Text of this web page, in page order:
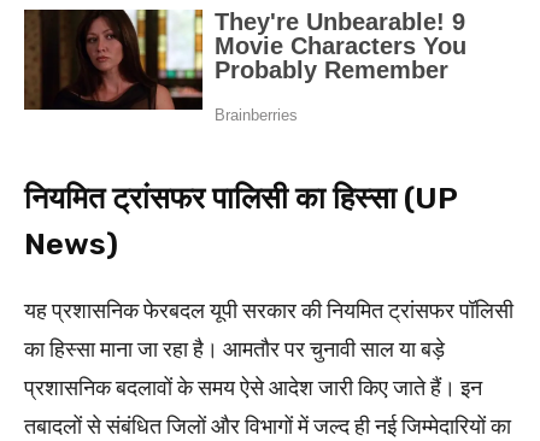
नियमित ट्रांसफर पालिसी का हिस्सा (UP
News)
यह प्रशासनिक फेरबदल यूपी सरकार की नियमित ट्रांसफर पॉलिसी
का हिस्सा माना जा रहा है। आमतौर पर चुनावी साल या बड़े
प्रशासनिक बदलावों के समय ऐसे आदेश जारी किए जाते हैं। इन
तबादलों से संबंधित जिलों और विभागों में जल्द ही नई जिम्मेदारियों का